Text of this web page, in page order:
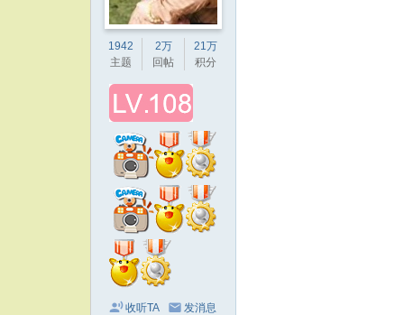
1942
主题
2万
回帖
21万
积分
收听TA 发消息